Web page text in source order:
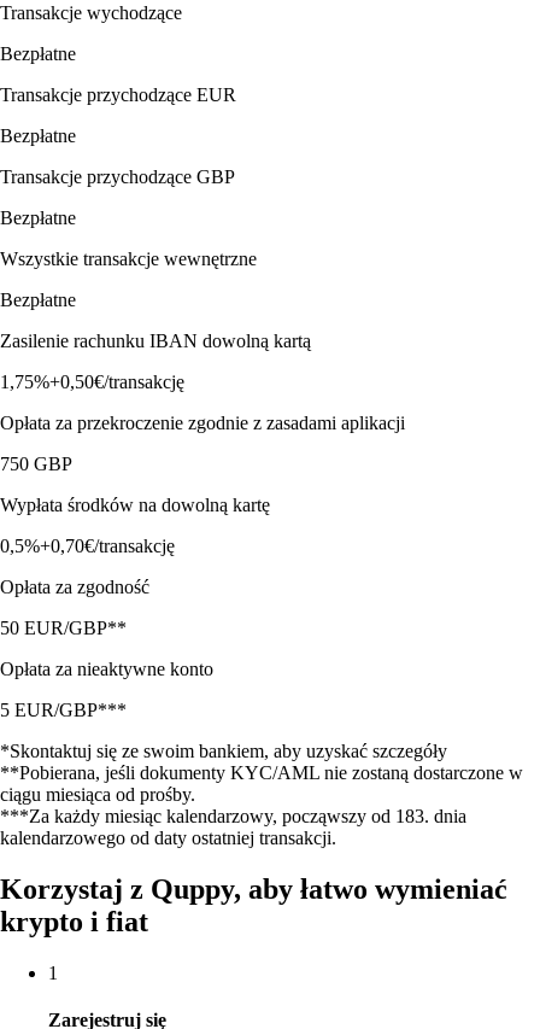
Transakcje wychodzące
Bezpłatne
Transakcje przychodzące EUR
Bezpłatne
Transakcje przychodzące GBP
Bezpłatne
Wszystkie transakcje wewnętrzne
Bezpłatne
Zasilenie rachunku IBAN dowolną kartą
1,75%+0,50€/transakcję
Opłata za przekroczenie zgodnie z zasadami aplikacji
750 GBP
Wypłata środków na dowolną kartę
0,5%+0,70€/transakcję
Opłata za zgodność
50 EUR/GBP**
Opłata za nieaktywne konto
5 EUR/GBP***
*Skontaktuj się ze swoim bankiem, aby uzyskać szczegóły
**Pobierana, jeśli dokumenty KYC/AML nie zostaną dostarczone w
ciągu miesiąca od prośby.
***Za każdy miesiąc kalendarzowy, począwszy od 183. dnia
kalendarzowego od daty ostatniej transakcji.
Korzystaj z Quppy, aby łatwo wymieniać
krypto i fiat
1
Zarejestruj się